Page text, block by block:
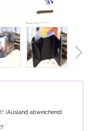
(Ausland abweichend)